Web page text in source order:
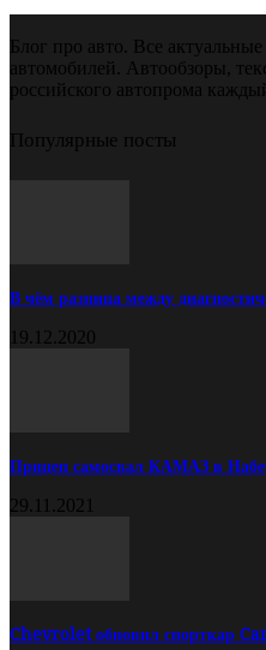
Блог про авто. Все
автомобилей. Автообзоры,
российского автопрома
Популярные посты
В чём разница между
19.12.2020
Прицеп самосвал КАМАЗ в
29.11.2021
Chevrolet обновил спорткар